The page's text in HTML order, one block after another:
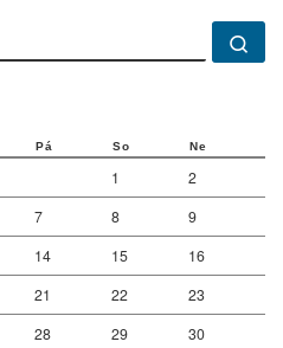
Pá So Ne
1
2
7 8
9
14 15
16
21 22
23
28 29
30